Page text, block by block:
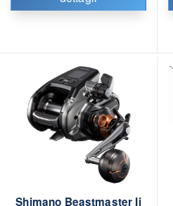
Shimano Beastmaster Ii